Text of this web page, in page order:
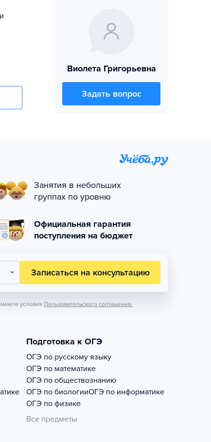
Виолета Григорьевна
Задать вопрос
Занятия в небольших
группах по уровню
Официальная гарантия
поступления на бюджет
Записаться на консультацию
условия Пользовательского соглашения.
Подготовка к ОГЭ
ОГЭ по русскому языку
ОГЭ по математике
ОГЭ по обществознанию
ОГЭ по биологииОГЭ по информатике
ОГЭ по физике
Все предметы